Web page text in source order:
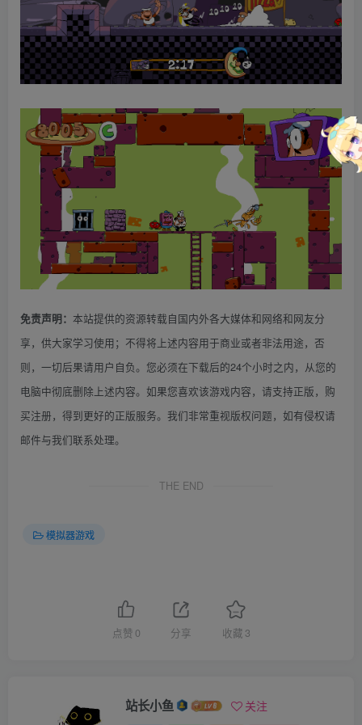
免责声明： 本站提供的资源转载自国内外各大媒体和网络和网友分
享，供大家学习使用；不得将上述内容用于商业或者非法用途，否
则，一切后果请用户自负。您必须在下载后的24个小时之内，从您的
电脑中彻底删除上述内容。如果您喜欢该游戏内容，请支持正版，购
买注册，得到更好的正版服务。我们非常重视版权问题，如有侵权请
邮件与我们联系处理。
THE END
模拟器游戏
点赞 0 分享 收藏 3
站长小鱼 关注